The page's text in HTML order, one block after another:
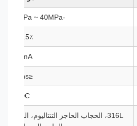
4-20mA
24VDC
316L، الحجاب الحاجز التنتاليوم، الحجاب